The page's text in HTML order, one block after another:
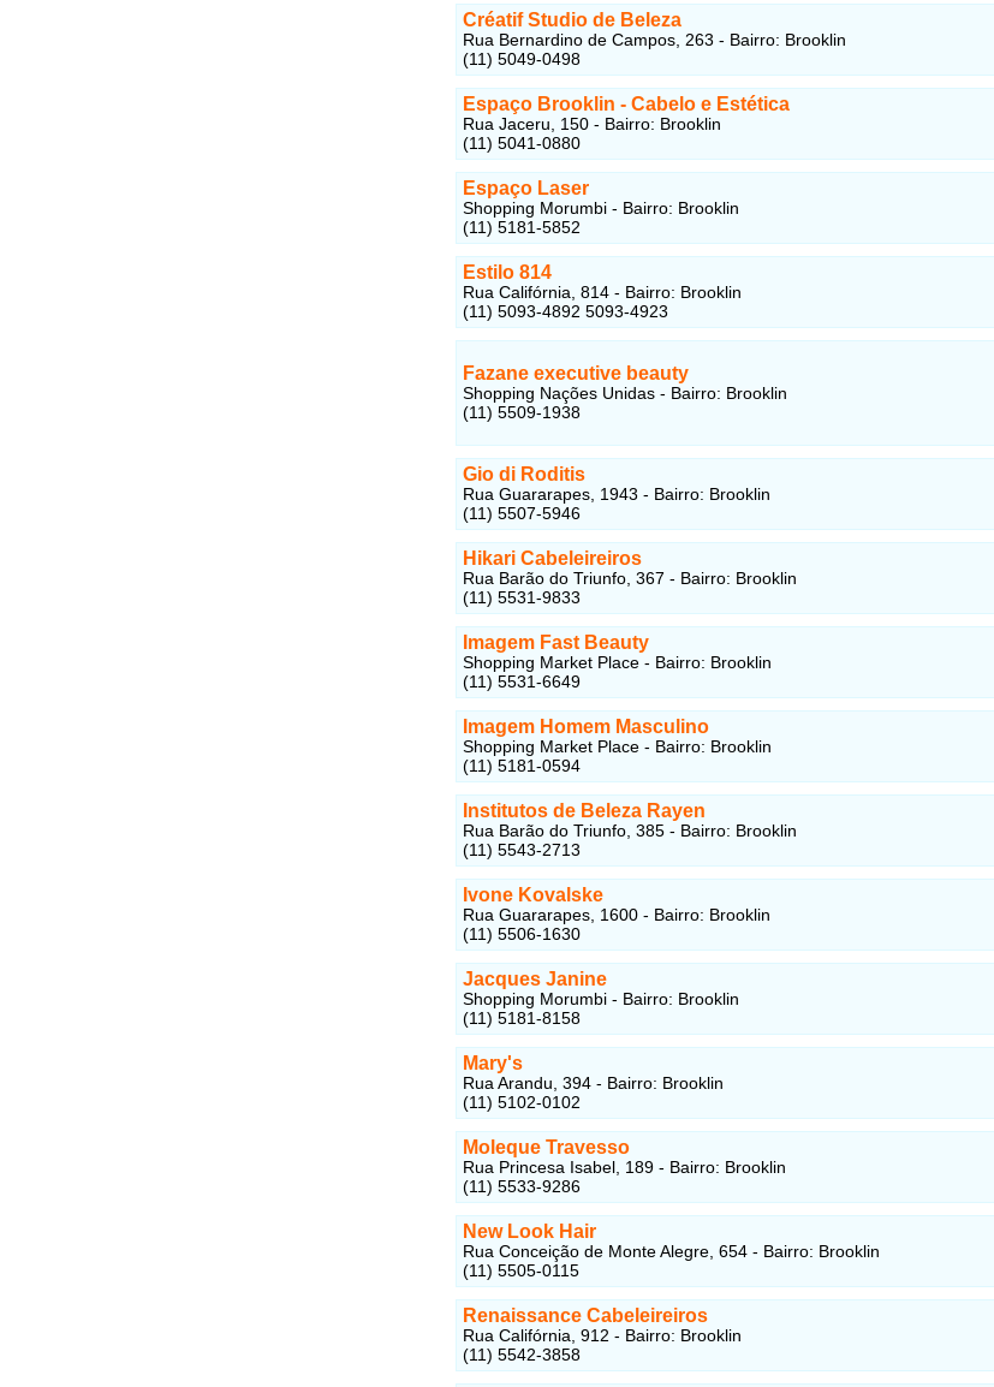
Créatif Studio de Beleza
Rua Bernardino de Campos, 263 - Bairro: Brooklin
(11) 5049-0498
Espaço Brooklin - Cabelo e Estética
Rua Jaceru, 150 - Bairro: Brooklin
(11) 5041-0880
Espaço Laser
Shopping Morumbi - Bairro: Brooklin
(11) 5181-5852
Estilo 814
Rua Califórnia, 814 - Bairro: Brooklin
(11) 5093-4892 5093-4923
Fazane executive beauty
Shopping Nações Unidas - Bairro: Brooklin
(11) 5509-1938
Gio di Roditis
Rua Guararapes, 1943 - Bairro: Brooklin
(11) 5507-5946
Hikari Cabeleireiros
Rua Barão do Triunfo, 367 - Bairro: Brooklin
(11) 5531-9833
Imagem Fast Beauty
Shopping Market Place - Bairro: Brooklin
(11) 5531-6649
Imagem Homem Masculino
Shopping Market Place - Bairro: Brooklin
(11) 5181-0594
Institutos de Beleza Rayen
Rua Barão do Triunfo, 385 - Bairro: Brooklin
(11) 5543-2713
Ivone Kovalske
Rua Guararapes, 1600 - Bairro: Brooklin
(11) 5506-1630
Jacques Janine
Shopping Morumbi - Bairro: Brooklin
(11) 5181-8158
Mary's
Rua Arandu, 394 - Bairro: Brooklin
(11) 5102-0102
Moleque Travesso
Rua Princesa Isabel, 189 - Bairro: Brooklin
(11) 5533-9286
New Look Hair
Rua Conceição de Monte Alegre, 654 - Bairro: Brooklin
(11) 5505-0115
Renaissance Cabeleireiros
Rua Califórnia, 912 - Bairro: Brooklin
(11) 5542-3858